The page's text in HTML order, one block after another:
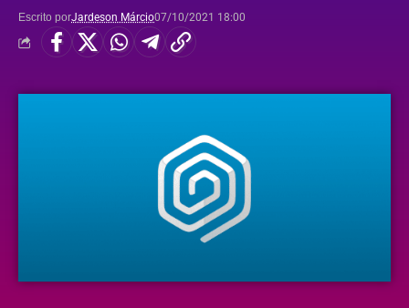
Escrito porJardeson Márcio07/10/2021 18:00